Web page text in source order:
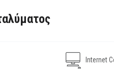
Internet